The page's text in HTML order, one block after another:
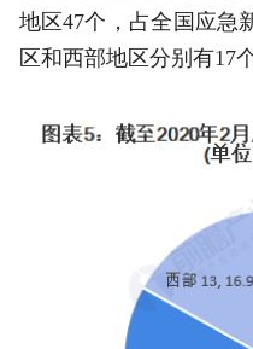
地区47个，占全国应急
区和西部地区分别有17